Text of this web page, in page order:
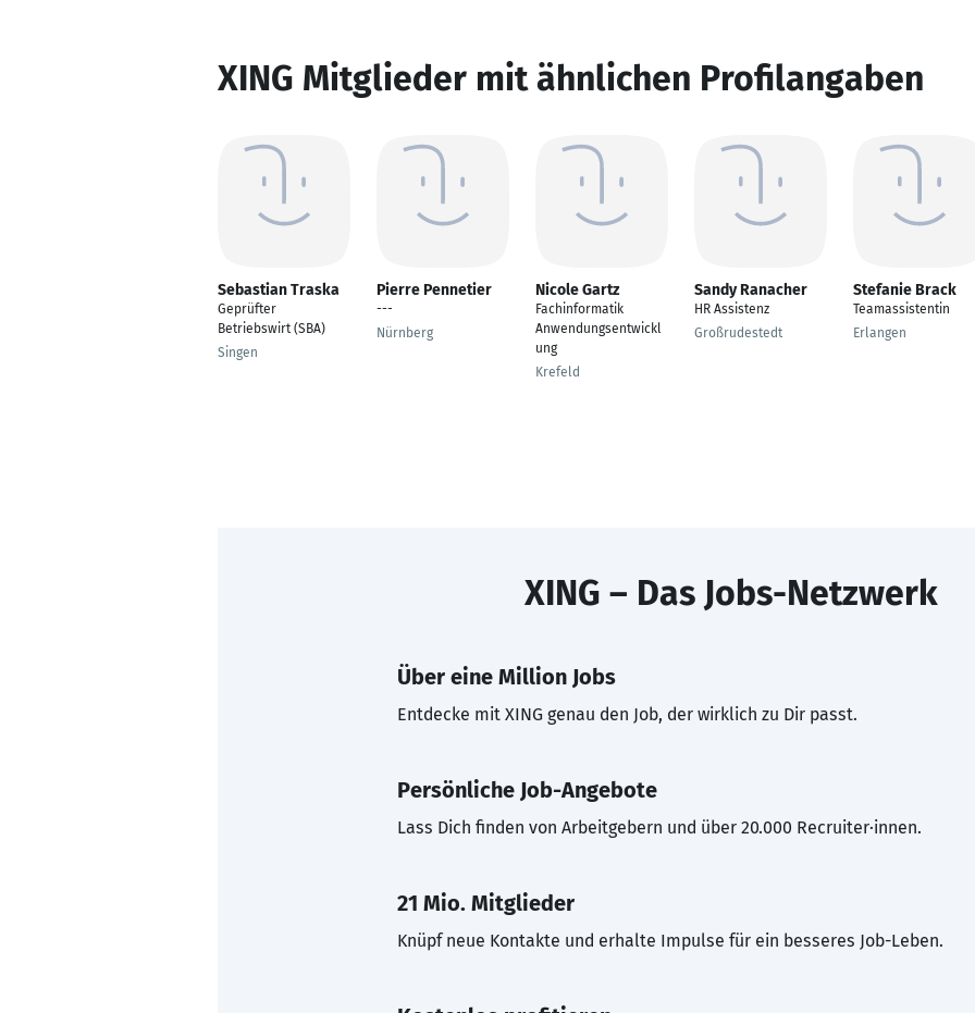
XING Mitglieder mit ähnlichen Profilangaben
Sebastian Traska
Geprüfter
Betriebswirt (SBA)
Singen
Pierre Pennetier
---
Nürnberg
Nicole Gartz
Fachinformatik
Anwendungsentwickl
ung
Krefeld
Sandy Ranacher
HR Assistenz
Großrudestedt
Stefanie Brack
Teamassistentin
Erlangen
XING – Das Jobs-Netzwerk
Über eine Million Jobs
Entdecke mit XING genau den Job, der wirklich zu Dir passt.
Persönliche Job-Angebote
Lass Dich finden von Arbeitgebern und über 20.000 Recruiter·innen.
21 Mio. Mitglieder
Knüpf neue Kontakte und erhalte Impulse für ein besseres Job-Leben.